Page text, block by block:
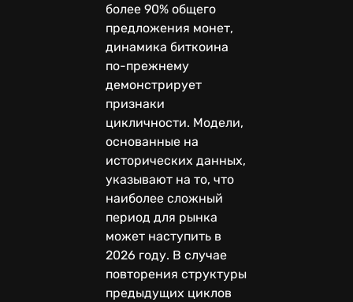
более 90% общего
предложения монет,
динамика биткоина
по-прежнему
демонстрирует
признаки
цикличности. Модели,
основанные на
исторических данных,
указывают на то, что
наиболее сложный
период для рынка
может наступить в
2026 году. В случае
повторения структуры
предыдущих циклов